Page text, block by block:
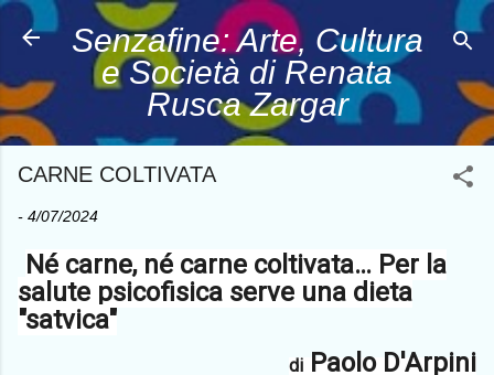
Passa ai contenuti principali
Senzafine: Arte, Cultura
e Società di Renata
Rusca Zargar
CARNE COLTIVATA
- 4/07/2024
Né carne, né carne coltivata… Per la
salute psicofisica serve una dieta
"satvica"
di Paolo D'Arpini